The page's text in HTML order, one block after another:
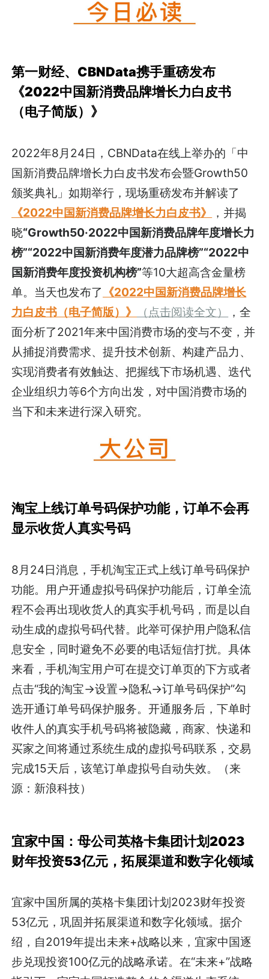
第一财经、CBNData携手重磅发布
《2022中国新消费品牌增长力白皮书
（电子简版）》
2022年8月24日，CBNData在线上举办的「中
国新消费品牌增长力白皮书发布会暨Growth50
颁奖典礼」如期举行，现场重磅发布并解读了
《2022中国新消费品牌增长力白皮书》
，并揭
晓“Growth50·2022中国新消费品牌年度增长力
榜”“2022中国新消费年度潜力品牌榜”“2022中
国新消费年度投资机构榜”等10大超高含金量榜
单。当天也发布了 《2022中国新消费品牌增长
力白皮书（电子简版）》
（点击阅读全文）
，全
面分析了2021年来中国消费市场的变与不变，并
从捕捉消费需求、提升技术创新、构建产品力、
实现消费者有效触达、把握线下市场机遇、迭代
企业组织力等6个方向出发，对中国消费市场的
当下和未来进行深入研究。
淘宝上线订单号码保护功能，订单不会再
显示收货人真实号码
8月24日消息，手机淘宝正式上线订单号码保护
功能。用户开通虚拟号码保护功能后，订单全流
程不会再出现收货人的真实手机号码，而是以自
动生成的虚拟号码代替。此举可保护用户隐私信
息安全，同时避免不必要的电话短信打扰。具体
来看，手机淘宝用户可在提交订单页的下方或者
点击“我的淘宝->设置->隐私->订单号码保护”勾
选开通订单号码保护服务。开通服务后，下单时
收件人的真实手机号码将被隐藏，商家、快递和
买家之间将通过系统生成的虚拟号码联系，交易
完成15天后，该笔订单虚拟号自动失效。（来
源：新浪科技）
宜家中国：母公司英格卡集团计划2023
财年投资53亿元，拓展渠道和数字化领域
宜家中国所属的英格卡集团计划2023财年投资
53亿元，巩固并拓展渠道和数字化领域。据介
绍，自2019年提出未来+战略以来，宜家中国逐
步兑现投资100亿元的战略承诺。在“未来+”战略